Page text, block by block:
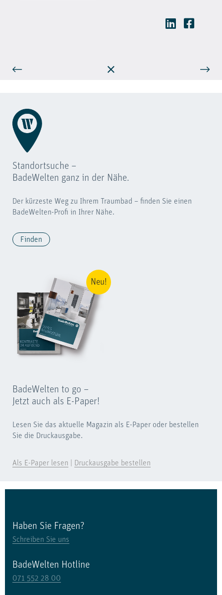
Standortsuche –
BadeWelten ganz in der Nähe.
Der kürzeste Weg zu Ihrem Traumbad – finden Sie einen
BadeWelten-Profi in Ihrer Nähe.
Finden
Neu!
BadeWelten to go –
Jetzt auch als E-Paper!
Lesen Sie das aktuelle Magazin als E-Paper oder bestellen
Sie die Druckausgabe.
Als E-Paper lesen Druckausgabe bestellen
Haben Sie Fragen?
Schreiben Sie uns
BadeWelten Hotline
071 552 28 00